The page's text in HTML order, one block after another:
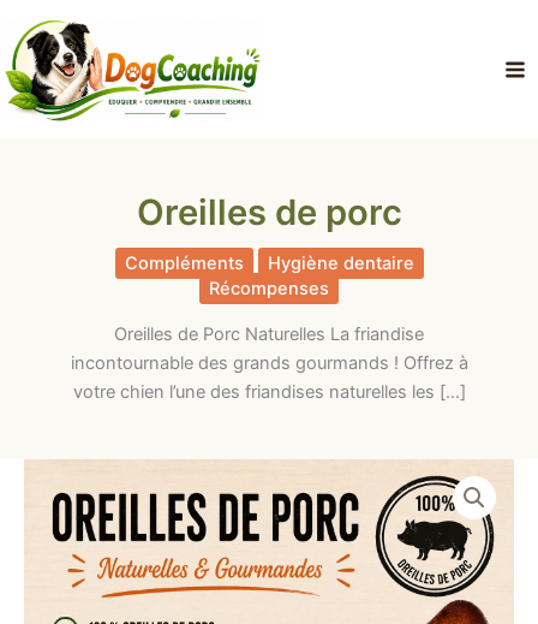
au
contenu
Oreilles de porc
Compléments
Hygiène dentaire
Récompenses
Oreilles de Porc Naturelles La friandise
incontournable des grands gourmands ! Offrez à
votre chien l’une des friandises naturelles les […]